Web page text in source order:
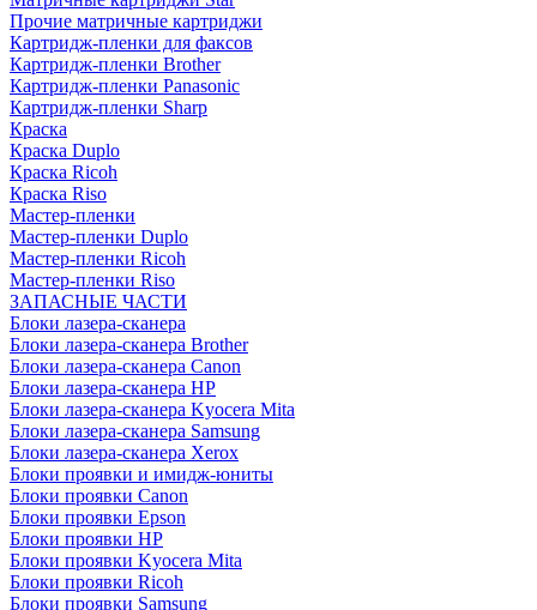
Прочие матричные картриджи
Картридж-пленки для факсов
Картридж-пленки Brother
Картридж-пленки Panasonic
Картридж-пленки Sharp
Краска
Краска Duplo
Краска Ricoh
Краска Riso
Мастер-пленки
Мастер-пленки Duplo
Мастер-пленки Ricoh
Мастер-пленки Riso
ЗАПАСНЫЕ ЧАСТИ
Блоки лазера-сканера
Блоки лазера-сканера Brother
Блоки лазера-сканера Canon
Блоки лазера-сканера HP
Блоки лазера-сканера Kyocera Mita
Блоки лазера-сканера Samsung
Блоки лазера-сканера Xerox
Блоки проявки и имидж-юниты
Блоки проявки Canon
Блоки проявки Epson
Блоки проявки HP
Блоки проявки Kyocera Mita
Блоки проявки Ricoh
Блоки проявки Samsung